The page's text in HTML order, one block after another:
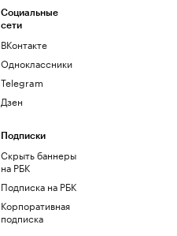
Социальные
сети
ВКонтакте
Одноклассники
Telegram
Дзен
Подписки
Скрыть баннеры
на РБК
Подписка на РБК
Корпоративная
подписка